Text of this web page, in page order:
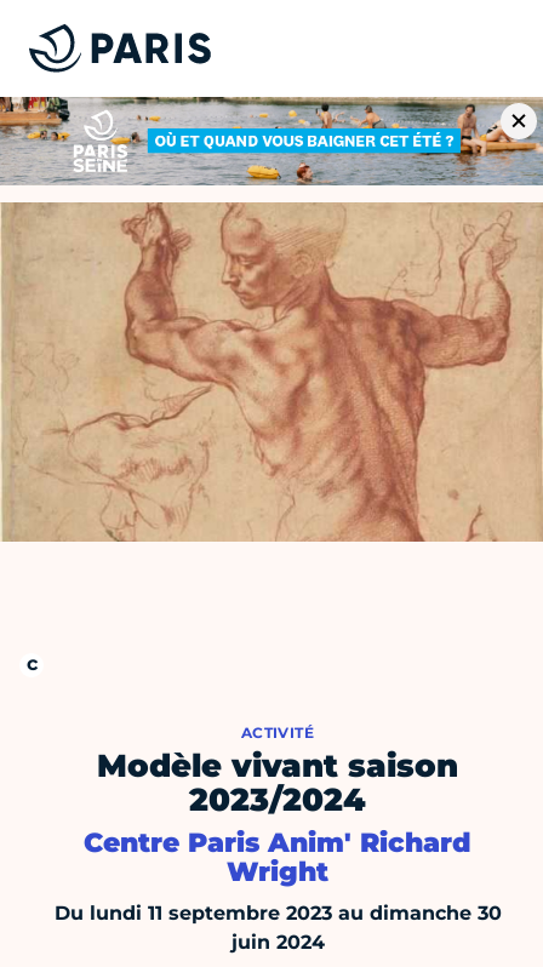
ACTIVITÉ
Modèle vivant saison
2023/2024
Centre Paris Anim' Richard
Wright
Du lundi 11 septembre 2023 au dimanche 30
juin 2024